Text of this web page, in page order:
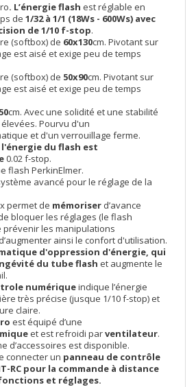
. L’énergie flash est réglable en
de 1/32 à 1/1 (18Ws - 600Ws) avec
de 1/10 f-stop.
(softbox) de 60x130cm. Pivotant sur
est aisé et exige peu de temps
(softbox) de 50x90cm. Pivotant sur
est aisé et exige peu de temps
cm. Avec une solidité et une stabilité
Pourvu d'un
et d'un verrouillage ferme.
du flash est
0.02 f-stop.
flash PerkinElmer.
avancé pour le réglage de la
permet de mémoriser d’avance
bloquer les réglages (le flash
prévenir les manipulations
ainsi le confort d'utilisation.
d'oppression d'énergie, qui
du tube flash et augmente le
numériqueindique l’énergie
très précise (jusque 1/10 f-stop) et
claire.
est équipé d’une
et est refroidi parventilateur.
d’accessoires est disponible.
connecter un panneau de contrôle
RC pour la commande à distance
et réglages.